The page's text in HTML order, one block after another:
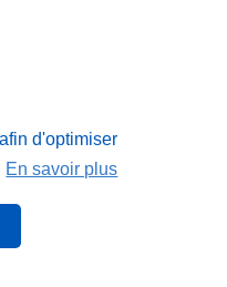
d'optimiser
En savoir plus